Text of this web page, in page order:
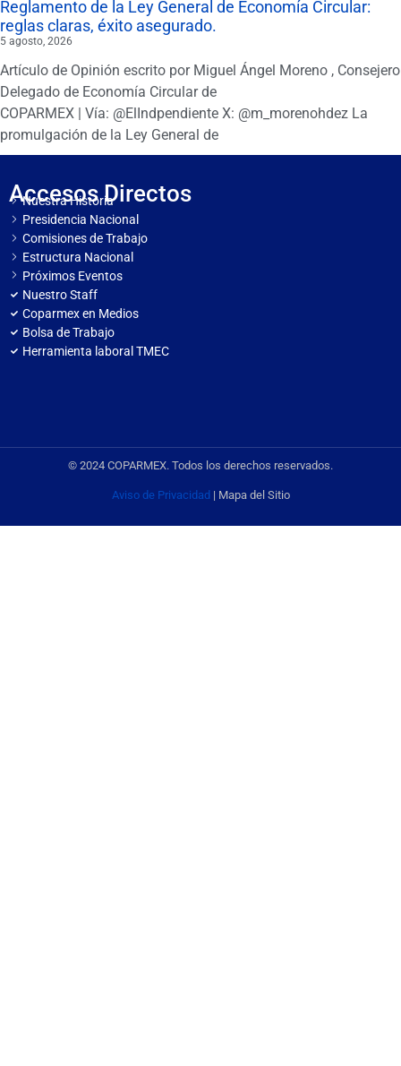
Reglamento de la Ley General de Economía Circular:
reglas claras, éxito asegurado.
5 agosto, 2026
Artículo de Opinión escrito por Miguel Ángel Moreno , Consejero
Delegado de Economía Circular de
COPARMEX | Vía: @ElIndpendiente X: @m_morenohdez La
promulgación de la Ley General de
Accesos Directos
Nuestra Historia
Presidencia Nacional
Comisiones de Trabajo
Estructura Nacional
Próximos Eventos
Nuestro Staff
Coparmex en Medios
Bolsa de Trabajo
Herramienta laboral TMEC
© 2024 COPARMEX. Todos los derechos reservados.
Aviso de Privacidad | Mapa del Sitio